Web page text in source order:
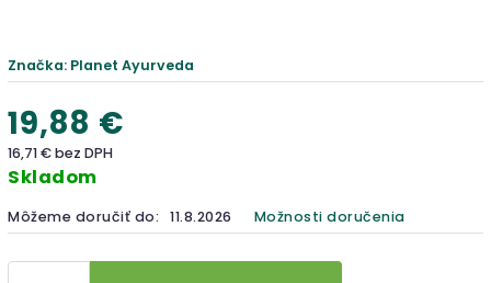
Značka: Planet Ayurveda
19,88 €
16,71 € bez DPH
Skladom
Môžeme doručiť do: 11.8.2026 Možnosti doručenia